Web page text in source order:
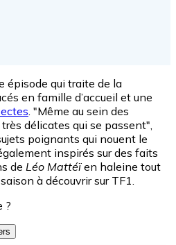
épisode qui traite de la
en famille d’accueil et une
. "Même au sein des
délicates qui se passent",
poignants qui nouent le
inspirés sur des faits
de Léo Mattéïen haleine tout
à découvrir sur TF1.
?